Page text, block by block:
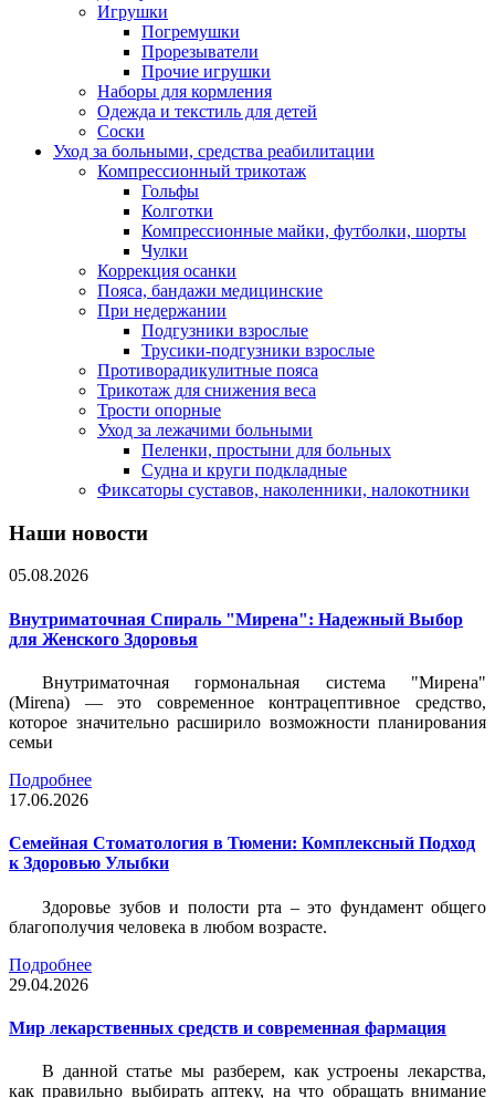
Игрушки
Погремушки
Прорезыватели
Прочие игрушки
Наборы для кормления
Одежда и текстиль для детей
Соски
Уход за больными, средства реабилитации
Компрессионный трикотаж
Гольфы
Колготки
Компрессионные майки, футболки, шорты
Чулки
Коррекция осанки
Пояса, бандажи медицинские
При недержании
Подгузники взрослые
Трусики-подгузники взрослые
Противорадикулитные пояса
Трикотаж для снижения веса
Трости опорные
Уход за лежачими больными
Пеленки, простыни для больных
Судна и круги подкладные
Фиксаторы суставов, наколенники, налокотники
Наши новости
05.08.2026
Внутриматочная Спираль "Мирена": Надежный Выбор
для Женского Здоровья
Внутриматочная гормональная система "Мирена"
(Mirena) — это современное контрацептивное средство,
которое значительно расширило возможности планирования
семьи
Подробнее
17.06.2026
Семейная Стоматология в Тюмени: Комплексный Подход
к Здоровью Улыбки
Здоровье зубов и полости рта – это фундамент общего
благополучия человека в любом возрасте.
Подробнее
29.04.2026
Мир лекарственных средств и современная фармация
В данной статье мы разберем, как устроены лекарства,
как правильно выбирать аптеку, на что обращать внимание